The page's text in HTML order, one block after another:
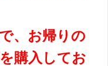
、 お帰りの
購入してお